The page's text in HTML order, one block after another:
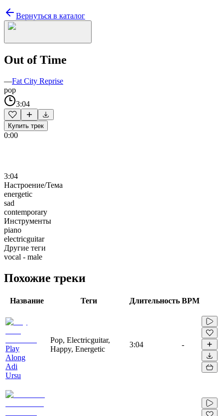
Вернуться в каталог
Out of Time
—Fat City Reprise
pop
3:04
Купить трек
0:00
3:04
Настроение/Тема
energetic
sad
contemporary
Инструменты
piano
electricguitar
Другие теги
vocal - male
Похожие треки
Название Теги Длительность BPM
Play
Along
Adi
Ursu
Pop, Electricguitar,
Happy, Energetic
3:04 -